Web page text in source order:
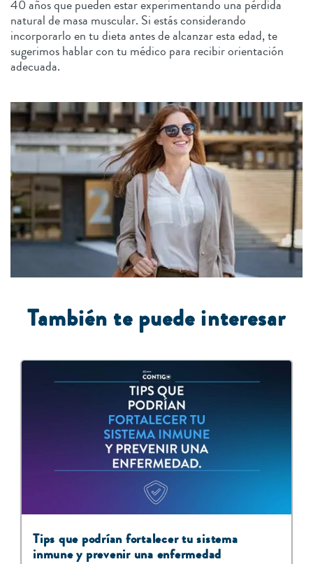
40 años que pueden estar experimentando una pérdida
natural de masa muscular. Si estás considerando
incorporarlo en tu dieta antes de alcanzar esta edad, te
sugerimos hablar con tu médico para recibir orientación
adecuada.
También te puede interesar
Tips que podrían fortalecer tu sistema
inmune y prevenir una enfermedad